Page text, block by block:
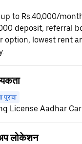
to Rs.40,000/
deposit, referral
option, lowest rent
पुरावा
License Aadhar
लोकेशन